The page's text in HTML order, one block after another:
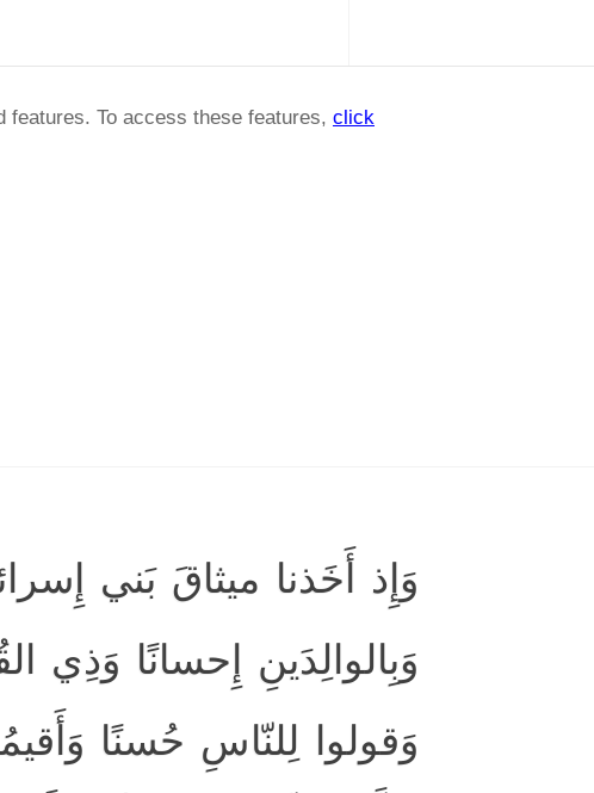
features. To access these features, click
وَإِذ أَخَذنا ميثاقَ بَني
وَبِالوالِدَينِ إِحسانًا وَذِي
وَقولوا لِلنّاسِ حُسنًا